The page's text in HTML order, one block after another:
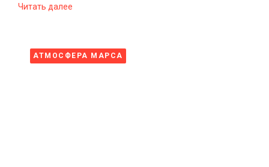
Читать далее
АТМОСФЕРА МАРСА